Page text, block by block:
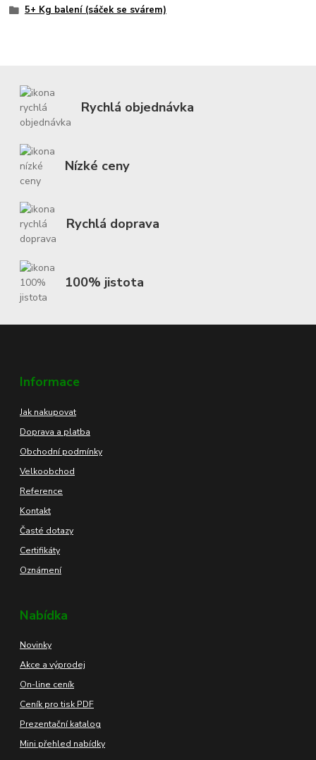
5+ Kg balení (sáček se svárem)
Rychlá objednávka
Nízké ceny
Rychlá doprava
100% jistota
Informace
Jak nakupovat
Doprava a platba
Obchodní podmínky
Velkoobchod
Reference
Kontakt
Časté dotazy
Certifikáty
Oznámení
Nabídka
Novinky
Akce a výprodej
On-line ceník
Ceník pro tisk PDF
Prezentační katalog
Mini přehled nabídky